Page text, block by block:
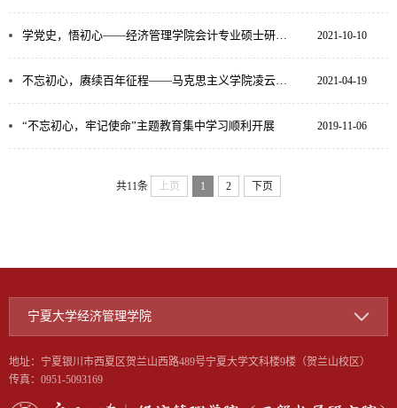
2021-10-10
学党史，悟初心——经济管理学院会计专业硕士研究生党支部在闽宁镇顺利开展“体验红色文化，牢记历史使...
2021-04-19
不忘初心，赓续百年征程——马克思主义学院凌云宣讲团为我院师生做党史主题宣讲活动
2019-11-06
“不忘初心，牢记使命”主题教育集中学习顺利开展
共11条 上页 1 2 下页
宁夏大学经济管理学院
地址：宁夏银川市西夏区贺兰山西路489号宁夏大学文科楼9楼（贺兰山校区）
传真：0951-5093169